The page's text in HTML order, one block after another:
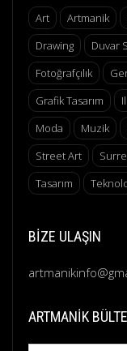
Art Artmanik
Drawing
Duvar
Fotoğrafçılık
Grafik Tasarım
Moda
Muzik
Street Art
Tasarım
BIZE ULAŞIN
ARTMANIK